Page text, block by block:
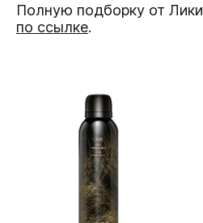
Полную подборку от Лики
по ссылке.